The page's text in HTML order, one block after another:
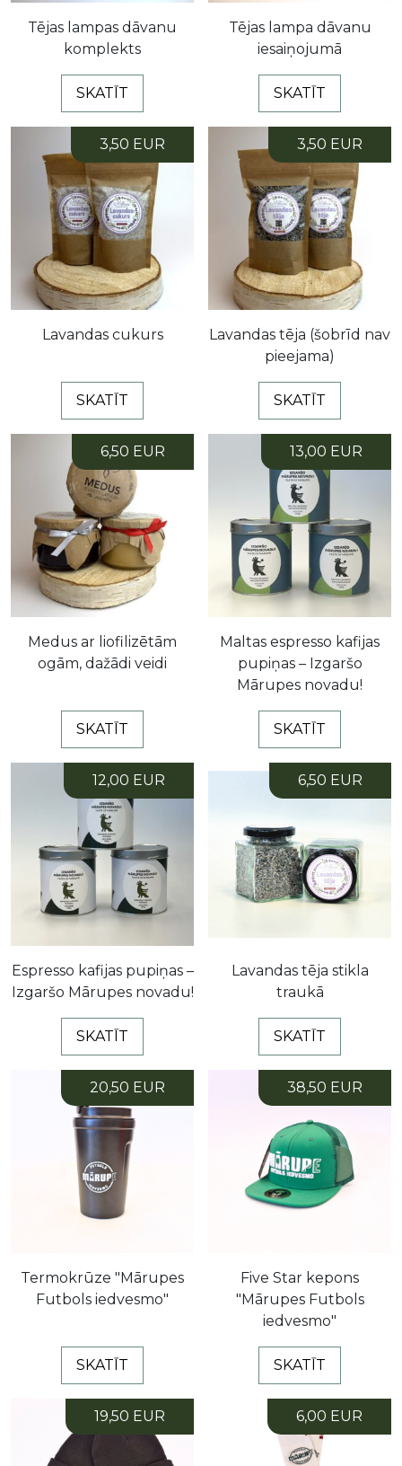
Tējas lampas dāvanu
komplekts
SKATĪT
Tējas lampa dāvanu
iesaiņojumā
SKATĪT
3,50 EUR
Lavandas cukurs
SKATĪT
3,50 EUR
Lavandas tēja (šobrīd nav
pieejama)
SKATĪT
6,50 EUR
Medus ar liofilizētām
ogām, dažādi veidi
SKATĪT
13,00 EUR
Maltas espresso kafijas
pupiņas – Izgaršo
Mārupes novadu!
SKATĪT
12,00 EUR
Espresso kafijas pupiņas –
Izgaršo Mārupes novadu!
SKATĪT
6,50 EUR
Lavandas tēja stikla
traukā
SKATĪT
20,50 EUR
Termokrūze "Mārupes
Futbols iedvesmo"
SKATĪT
38,50 EUR
Five Star kepons
"Mārupes Futbols
iedvesmo"
SKATĪT
19,50 EUR 6,00 EUR